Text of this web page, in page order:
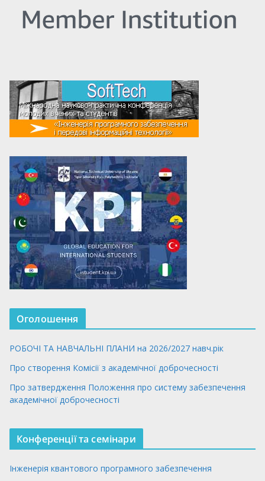
Оголошення
РОБОЧІ ТА НАВЧАЛЬНІ ПЛАНИ на 2026/2027 навч.рік
Про створення Комісії з академічної доброчесності
Про затвердження Положення про систему забезпечення
академічної доброчесності
Конференції та семінари
Інженерія квантового програмного забезпечення